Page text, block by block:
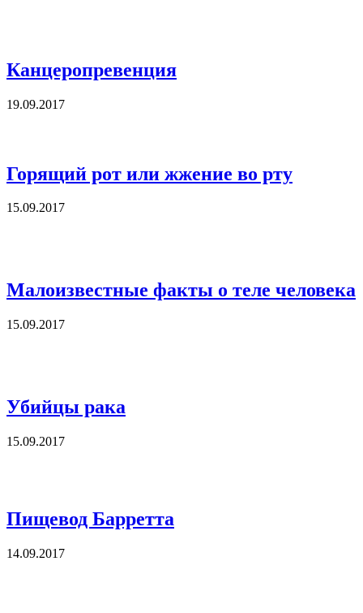
Канцеропревенция
19.09.2017
Горящий рот или жжение во рту
15.09.2017
Малоизвестные факты о теле человека
15.09.2017
Убийцы рака
15.09.2017
Пищевод Барретта
14.09.2017